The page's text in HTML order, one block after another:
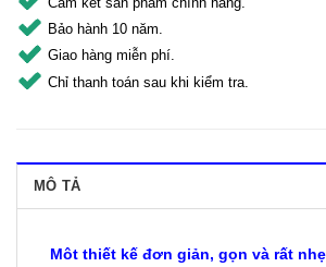
Bảo hành 10 năm.
Giao hàng miễn phí.
Chỉ thanh toán sau khi kiểm tra.
MÔ TẢ
Môt thiết kế đơn giản, gọn và rất